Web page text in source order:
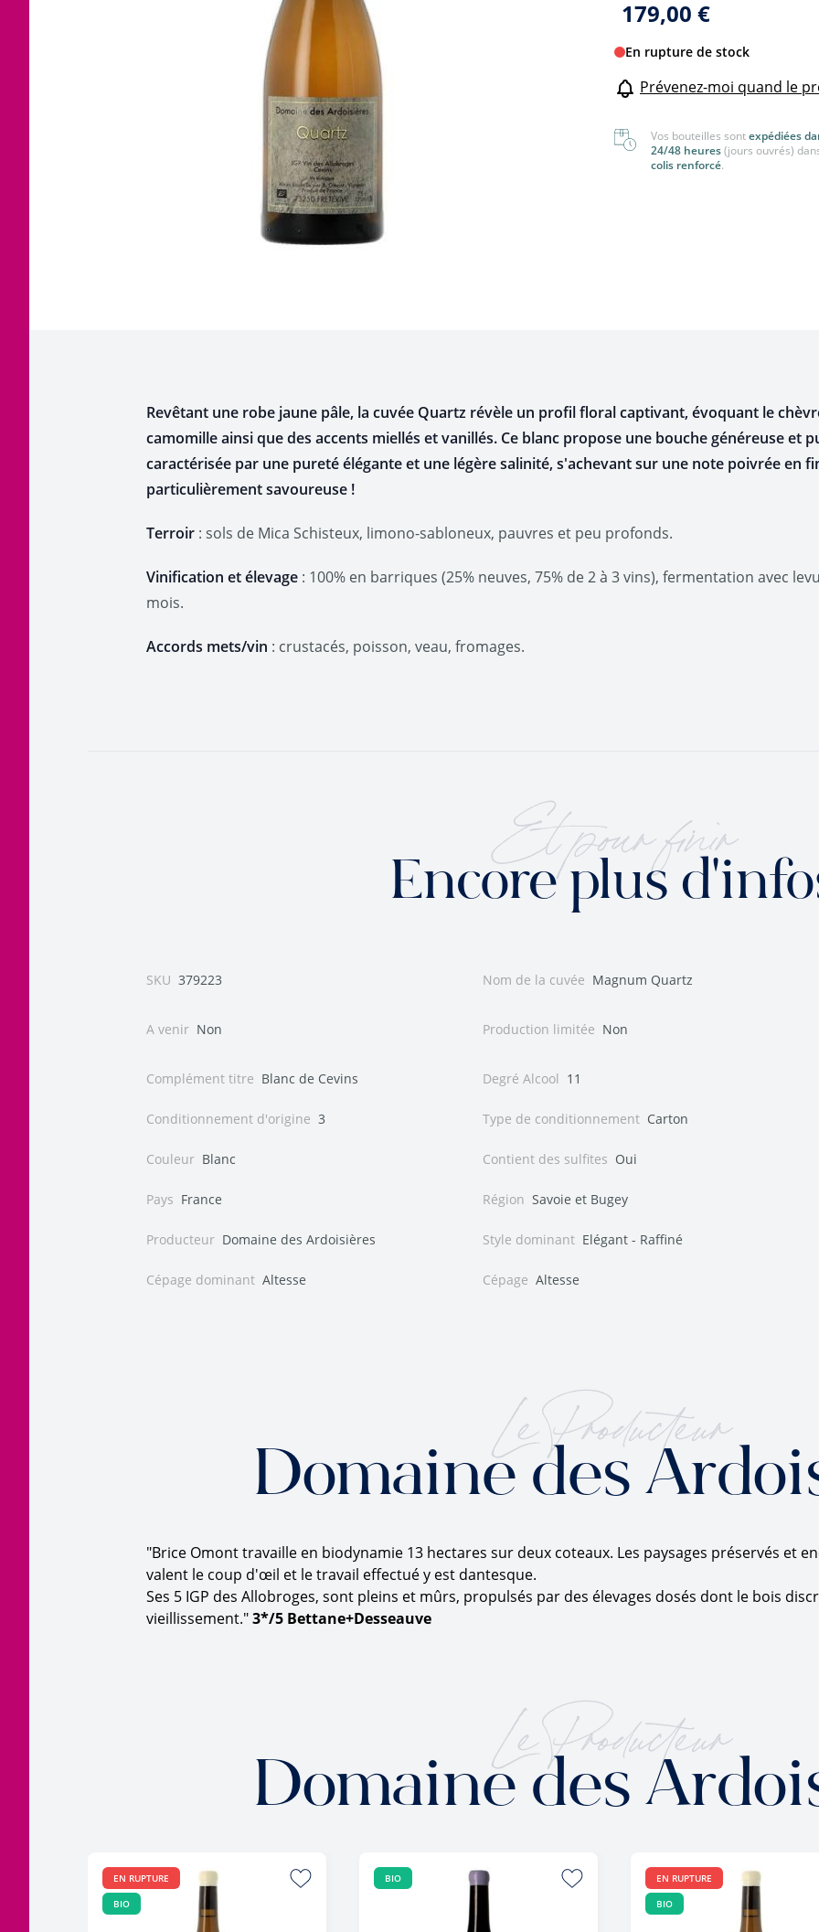
Languedoc
179,00 €
En rupture de stock
Prévenez-moi quand le
Vos bouteilles sontexpédiées
24/48 heures(jours ouvrés)
colis renforcé.
Revêtant une robe jaune pâle, la cuvée Quartz révèle un profil floral captivant, évoquant le
camomille ainsi que des accents miellés et vanillés. Ce blanc propose une bouche généreuse et
caractérisée par une pureté élégante et une légère salinité, s'achevant sur une note poivrée en
particulièrement savoureuse !
Terroir : sols de Mica Schisteux, limono-sabloneux, pauvres et peu profonds.
Vinification et élevage : 100% en barriques (25% neuves, 75% de 2 à 3 vins), fermentation avec
mois.
Accords mets/vin : crustacés, poisson, veau, fromages.
Et pour finir
Encore plus
SKU 379223 Nom de la cuvée Magnum Quartz
A venir Non Production limitée Non
Complément titre Blanc de Cevins Degré Alcool 11
Conditionnement d'origine 3 Type de conditionnement Carton
Couleur Blanc Contient des sulfites Oui
Pays France Région Savoie et Bugey
Producteur Domaine des Ardoisières Style dominant Elégant - Raffiné
Cépage dominant Altesse Cépage Altesse
Le Producteur
Domaine des
"Brice Omont travaille en biodynamie 13 hectares sur deux coteaux. Les paysages préservés et
valent le coup d'œil et le travail effectué y est dantesque.
Ses 5 IGP des Allobroges, sont pleins et mûrs, propulsés par des élevages dosés dont le bois
vieillissement."3*/5 Bettane+Desseauve
Le Producteur
Domaine des
EN RUPTURE
BIO
BIO
EN RUPTURE
BIO